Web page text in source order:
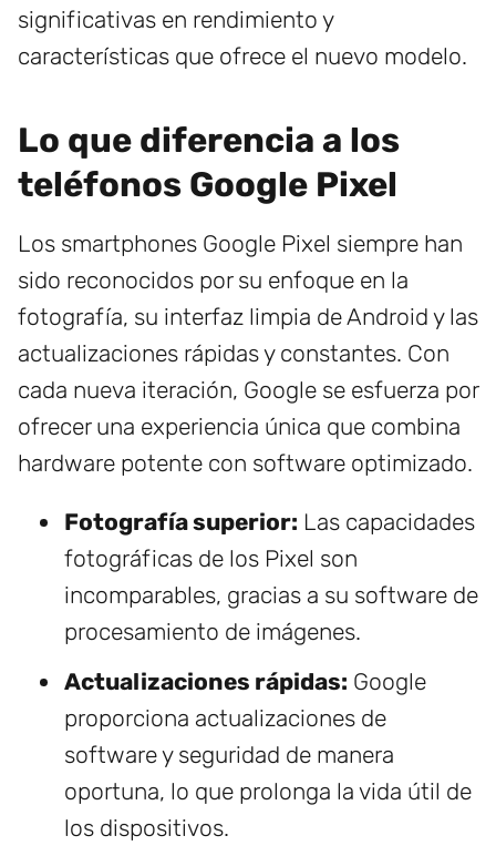
significativas en rendimiento y
características que ofrece el nuevo modelo.
Lo que diferencia a los
teléfonos Google Pixel
Los smartphones Google Pixel siempre han
sido reconocidos por su enfoque en la
fotografía, su interfaz limpia de Android y las
actualizaciones rápidas y constantes. Con
cada nueva iteración, Google se esfuerza por
ofrecer una experiencia única que combina
hardware potente con software optimizado.
Fotografía superior: Las capacidades
fotográficas de los Pixel son
incomparables, gracias a su software de
procesamiento de imágenes.
Actualizaciones rápidas: Google
proporciona actualizaciones de
software y seguridad de manera
oportuna, lo que prolonga la vida útil de
los dispositivos.